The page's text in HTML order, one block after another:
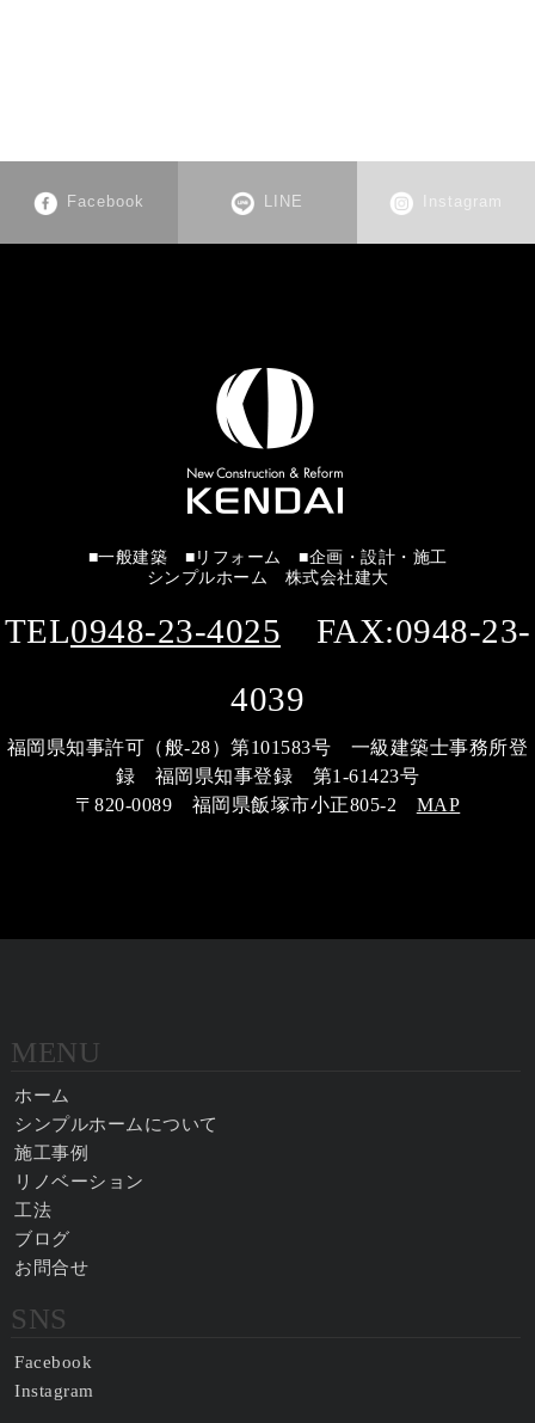
Facebook LINE Instagram
■一般建築 ■リフォーム ■企画・設計・施工
シンプルホーム 株式会社建大
TEL0948-23-4025 FAX:0948-23-
4039
福岡県知事許可（般-28）第101583号 一級建築士事務所登
録 福岡県知事登録 第1-61423号
〒820-0089 福岡県飯塚市小正805-2 MAP
MENU
ホーム
シンプルホームについて
施工事例
リノベーション
工法
ブログ
お問合せ
SNS
Facebook
Instagram